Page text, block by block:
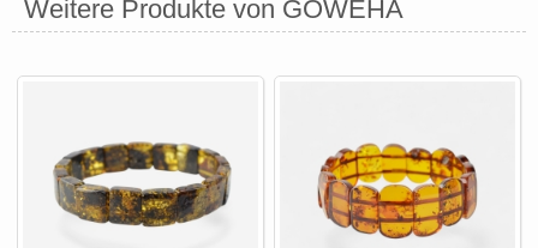
Weitere Produkte von GOWEHA